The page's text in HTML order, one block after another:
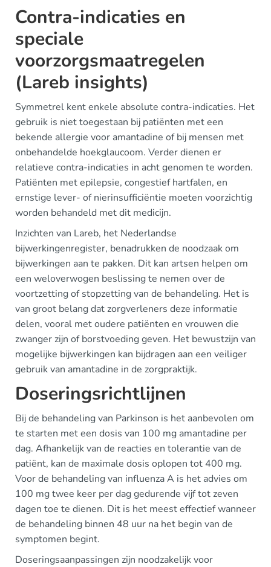
Contra-indicaties en
speciale
voorzorgsmaatregelen
(Lareb insights)
Symmetrel kent enkele absolute contra-indicaties. Het
gebruik is niet toegestaan bij patiënten met een
bekende allergie voor amantadine of bij mensen met
onbehandelde hoekglaucoom. Verder dienen er
relatieve contra-indicaties in acht genomen te worden.
Patiënten met epilepsie, congestief hartfalen, en
ernstige lever- of nierinsufficiëntie moeten voorzichtig
worden behandeld met dit medicijn.
Inzichten van Lareb, het Nederlandse
bijwerkingenregister, benadrukken de noodzaak om
bijwerkingen aan te pakken. Dit kan artsen helpen om
een weloverwogen beslissing te nemen over de
voortzetting of stopzetting van de behandeling. Het is
van groot belang dat zorgverleners deze informatie
delen, vooral met oudere patiënten en vrouwen die
zwanger zijn of borstvoeding geven. Het bewustzijn van
mogelijke bijwerkingen kan bijdragen aan een veiliger
gebruik van amantadine in de zorgpraktijk.
Doseringsrichtlijnen
Bij de behandeling van Parkinson is het aanbevolen om
te starten met een dosis van 100 mg amantadine per
dag. Afhankelijk van de reacties en tolerantie van de
patiënt, kan de maximale dosis oplopen tot 400 mg.
Voor de behandeling van influenza A is het advies om
100 mg twee keer per dag gedurende vijf tot zeven
dagen toe te dienen. Dit is het meest effectief wanneer
de behandeling binnen 48 uur na het begin van de
symptomen begint.
Doseringsaanpassingen zijn noodzakelijk voor